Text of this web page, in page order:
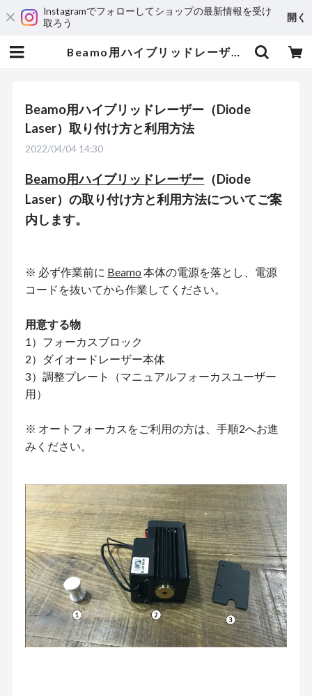
Instagramでフォローしてショップの最新情報を受け
取ろう
開く
Beamo用ハイブリッドレーザー（Diode Laser）取り付け方と利用方法 | 3DPRINTER SHOP id.arts
Beamo用ハイブリッドレーザー（Diode
Laser）取り付け方と利用方法
2022/04/04 14:30
Beamo用ハイブリッドレーザー （Diode
Laser）の取り付け方と利用方法についてご案
内します。
※ 必ず作業前に Beamo 本体の電源を落とし、電源
コードを抜いてから作業してください。
用意する物
1）フォーカスブロック
2）ダイオードレーザー本体
3）調整プレート（マニュアルフォーカスユーザー
用）
※ オートフォーカスをご利用の方は、手順2へお進
みください。